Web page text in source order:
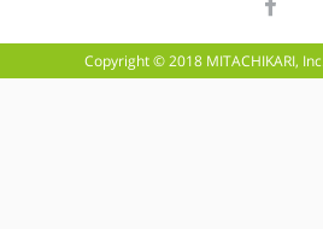
Copyright © 2018 MITACHIKARI,